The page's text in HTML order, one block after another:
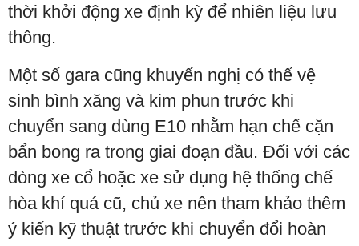
thời khởi động xe định kỳ để nhiên liệu lưu
thông.
Một số gara cũng khuyến nghị có thể vệ
sinh bình xăng và kim phun trước khi
chuyển sang dùng E10 nhằm hạn chế cặn
bẩn bong ra trong giai đoạn đầu. Đối với các
dòng xe cổ hoặc xe sử dụng hệ thống chế
hòa khí quá cũ, chủ xe nên tham khảo thêm
ý kiến kỹ thuật trước khi chuyển đổi hoàn